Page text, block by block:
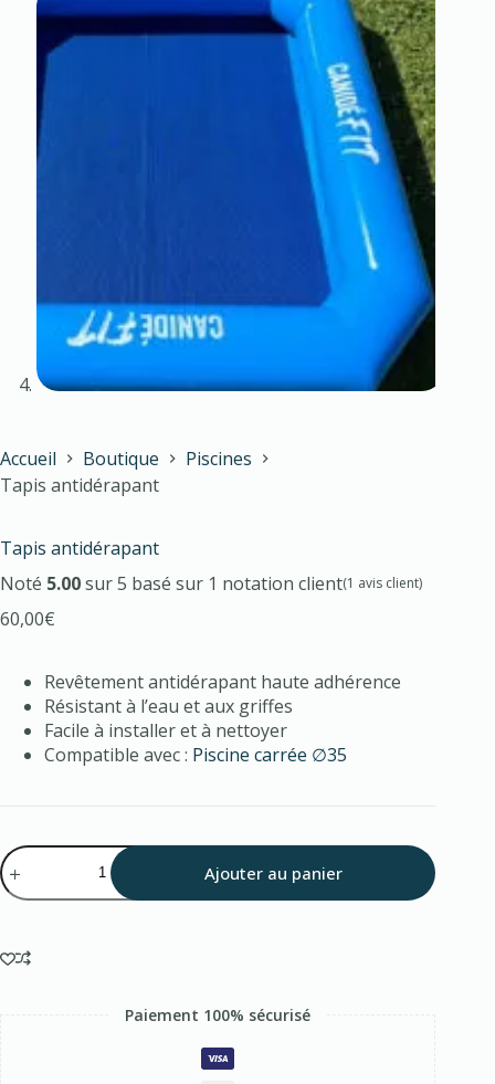
Accueil Boutique
Piscines
Tapis antidérapant
Tapis antidérapant
Noté 5.00sur 5 basé sur 1 notation client(1 avis client)
60,00€
Revêtement antidérapant haute adhérence
Résistant à l’eau et aux griffes
Facile à installer et à nettoyer
Compatible avec : Piscine carrée ∅35
Ajouter au panier
Paiement 100% sécurisé